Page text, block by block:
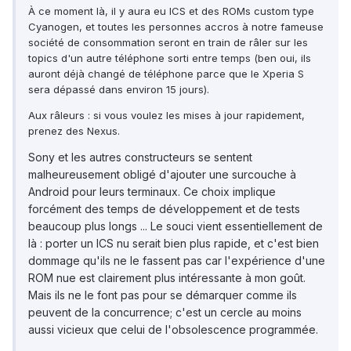
À ce moment là, il y aura eu ICS et des ROMs custom type
Cyanogen, et toutes les personnes accros à notre fameuse
société de consommation seront en train de râler sur les
topics d'un autre téléphone sorti entre temps (ben oui, ils
auront déjà changé de téléphone parce que le Xperia S
sera dépassé dans environ 15 jours).
Aux râleurs : si vous voulez les mises à jour rapidement,
prenez des Nexus.
Sony et les autres constructeurs se sentent
malheureusement obligé d'ajouter une surcouche à
Android pour leurs terminaux. Ce choix implique
forcément des temps de développement et de tests
beaucoup plus longs ... Le souci vient essentiellement de
là : porter un ICS nu serait bien plus rapide, et c'est bien
dommage qu'ils ne le fassent pas car l'expérience d'une
ROM nue est clairement plus intéressante à mon goût.
Mais ils ne le font pas pour se démarquer comme ils
peuvent de la concurrence; c'est un cercle au moins
aussi vicieux que celui de l'obsolescence programmée.